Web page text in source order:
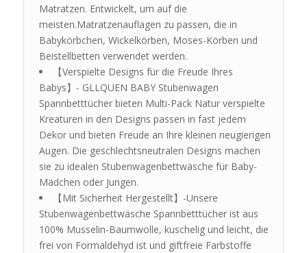
Matratzen. Entwickelt, um auf die
meisten.Matratzenauflagen zu passen, die in
Babykörbchen, Wickelkörben, Moses-Körben und
Beistellbetten verwendet werden.
【Verspielte Designs für die Freude Ihres
Babys】- GLLQUEN BABY Stubenwagen
Spannbetttücher bieten Multi-Pack Natur verspielte
Kreaturen in den Designs passen in fast jedem
Dekor und bieten Freude an Ihre kleinen neugierigen
Augen. Die geschlechtsneutralen Designs machen
sie zu idealen Stubenwagenbettwäsche für Baby-
Mädchen oder Jungen.
【Mit Sicherheit Hergestellt】-Unsere
Stubenwagenbettwäsche Spannbetttücher ist aus
100% Musselin-Baumwolle, kuschelig und leicht, die
frei von Formaldehyd ist und giftfreie Farbstoffe